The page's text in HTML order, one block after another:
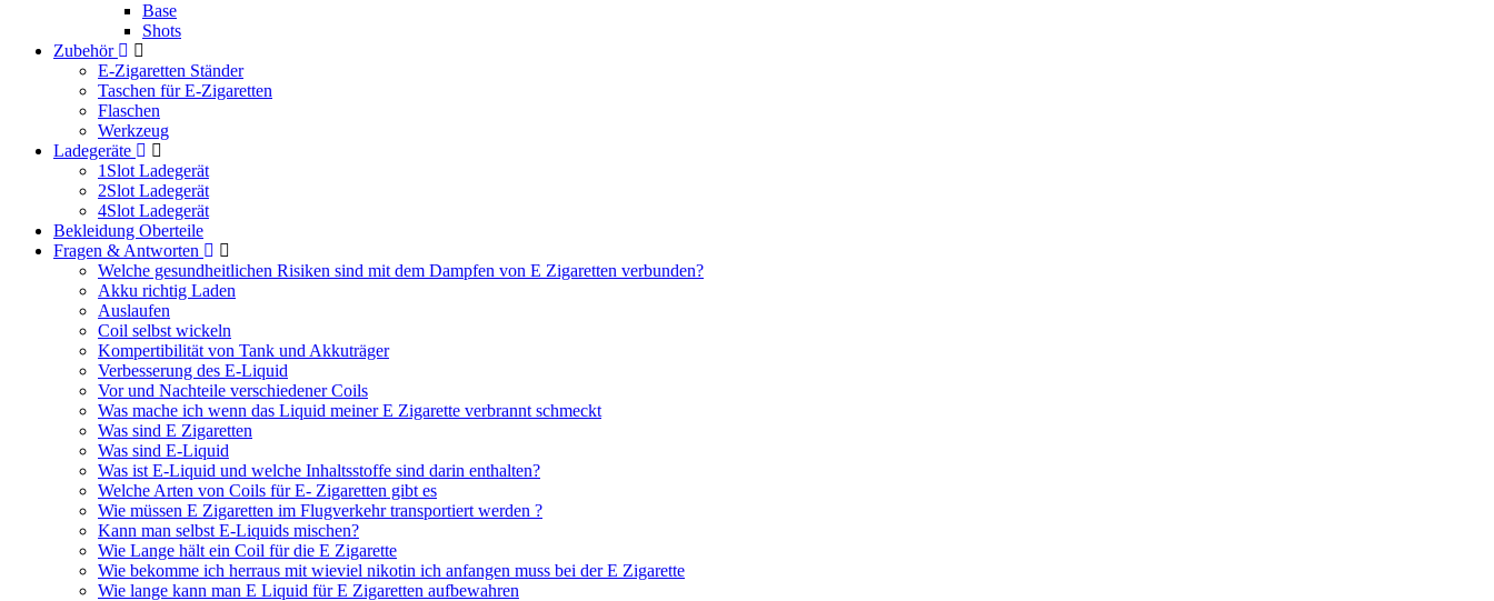
Base
Shots
Zubehör
E-Zigaretten Ständer
Taschen für E-Zigaretten
Flaschen
Werkzeug
Ladegeräte
1Slot Ladegerät
2Slot Ladegerät
4Slot Ladegerät
Bekleidung Oberteile
Fragen & Antworten
Welche gesundheitlichen Risiken sind mit dem Dampfen von E Zigaretten verbunden?
Akku richtig Laden
Auslaufen
Coil selbst wickeln
Kompertibilität von Tank und Akkuträger
Verbesserung des E-Liquid
Vor und Nachteile verschiedener Coils
Was mache ich wenn das Liquid meiner E Zigarette verbrannt schmeckt
Was sind E Zigaretten
Was sind E-Liquid
Was ist E-Liquid und welche Inhaltsstoffe sind darin enthalten?
Welche Arten von Coils für E- Zigaretten gibt es
Wie müssen E Zigaretten im Flugverkehr transportiert werden ?
Kann man selbst E-Liquids mischen?
Wie Lange hält ein Coil für die E Zigarette
Wie bekomme ich herraus mit wieviel nikotin ich anfangen muss bei der E Zigarette
Wie lange kann man E Liquid für E Zigaretten aufbewahren